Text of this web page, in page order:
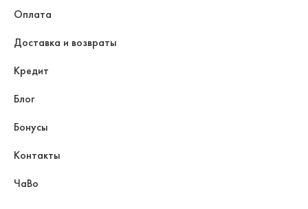
Оплата
Доставка и возвраты
Кредит
Блог
Бонусы
Контакты
ЧаВо